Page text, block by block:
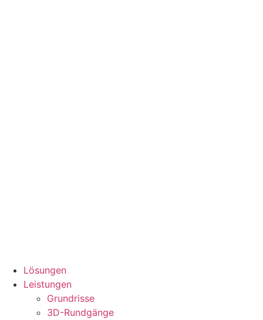
Lösungen
Leistungen
Grundrisse
3D-Rundgänge